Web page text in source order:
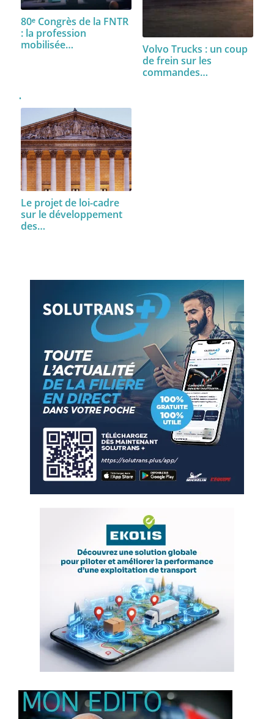
80ᵉ Congrès de la FNTR
: la profession
mobilisée…
Volvo Trucks : un coup
de frein sur les
commandes…
Le projet de loi-cadre
sur le développement
des…